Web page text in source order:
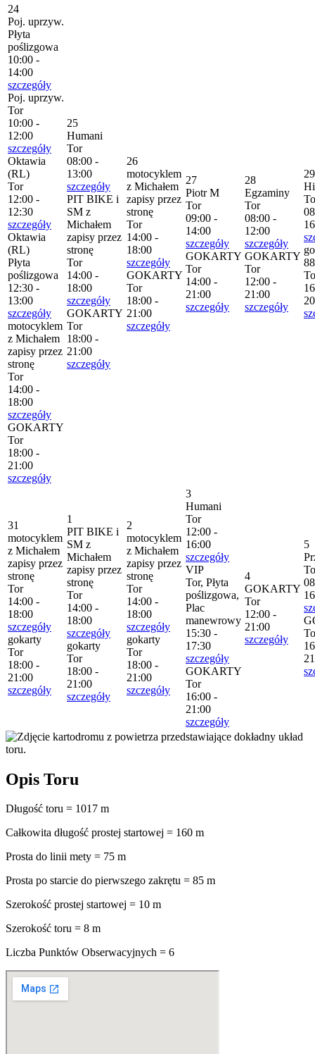
24
Poj. uprzyw.
Płyta
poślizgowa
10:00 -
14:00
szczegóły
Poj. uprzyw.
Tor
10:00 -
12:00
szczegóły
Oktawia
(RL)
Tor
12:00 -
12:30
szczegóły
Oktawia
(RL)
Płyta
poślizgowa
12:30 -
13:00
szczegóły
motocyklem
z Michałem
zapisy przez
stronę
Tor
14:00 -
18:00
szczegóły
GOKARTY
Tor
18:00 -
21:00
szczegóły
25
Humani
Tor
08:00 -
13:00
szczegóły
PIT BIKE i
SM z
Michałem
zapisy przez
stronę
Tor
14:00 -
18:00
szczegóły
GOKARTY
Tor
18:00 -
21:00
szczegóły
26
motocyklem
z Michałem
zapisy przez
stronę
Tor
14:00 -
18:00
szczegóły
GOKARTY
Tor
18:00 -
21:00
szczegóły
27
Piotr M
Tor
09:00 -
14:00
szczegóły
GOKARTY
Tor
14:00 -
21:00
szczegóły
28
Egzaminy
Tor
08:00 -
12:00
szczegóły
GOKARTY
Tor
12:00 -
21:00
szczegóły
29
31
motocyklem
z Michałem
zapisy przez
stronę
Tor
14:00 -
18:00
szczegóły
gokarty
Tor
18:00 -
21:00
szczegóły
1
PIT BIKE i
SM z
Michałem
zapisy przez
stronę
Tor
14:00 -
18:00
szczegóły
gokarty
Tor
18:00 -
21:00
szczegóły
2
motocyklem
z Michałem
zapisy przez
stronę
Tor
14:00 -
18:00
szczegóły
gokarty
Tor
18:00 -
21:00
szczegóły
3
Humani
Tor
12:00 -
16:00
szczegóły
VIP
Tor, Płyta
poślizgowa,
Plac
manewrowy
15:30 -
17:30
szczegóły
GOKARTY
Tor
16:00 -
21:00
szczegóły
4
GOKARTY
Tor
12:00 -
21:00
szczegóły
5
Opis Toru
Długość toru = 1017 m
Całkowita długość prostej startowej = 160 m
Prosta do linii mety = 75 m
Prosta po starcie do pierwszego zakrętu = 85 m
Szerokość prostej startowej = 10 m
Szerokość toru = 8 m
Liczba Punktów Obserwacyjnych = 6